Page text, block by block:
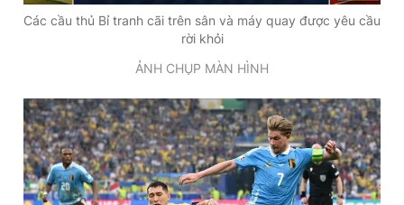
Các cầu thủ Bỉ tranh cãi trên sân và máy quay được yêu cầu
rời khỏi
ẢNH CHỤP MÀN HÌNH